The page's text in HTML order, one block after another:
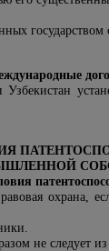
государством
не следует